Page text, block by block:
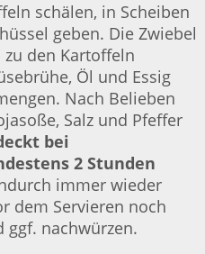
schälen, in Scheiben
geben. Die Zwiebel
den Kartoffeln
Öl und Essig
Nach Belieben
Salz und Pfeffer
bei
2 Stunden
immer wieder
dem Servieren noch
ggf. nachwürzen.